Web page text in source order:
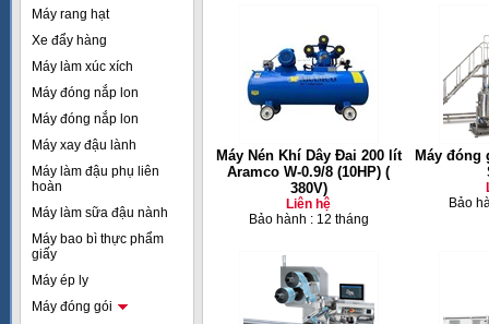
Máy rang hạt
Xe đẩy hàng
Máy làm xúc xích
Máy đóng nắp lon
Máy đóng nắp lon
Máy xay đậu lành
Máy làm đậu phụ liên
hoàn
Máy làm sữa đậu nành
Máy bao bì thực phẩm
giấy
Máy ép ly
Máy đóng gói
Máy Nén Khí Dây Đai 200 lít
Aramco W-0.9/8 (10HP) (
380V)
Liên hệ
Bảo hành : 12 tháng
Máy đóng
Bảo